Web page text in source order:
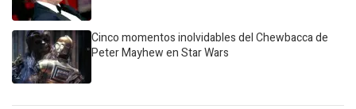
Cinco momentos inolvidables del Chewbacca de
Peter Mayhew en Star Wars